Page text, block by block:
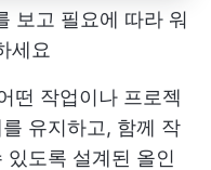
보고 필요에 따라 워
세요
떤 작업이나 프로젝
유지하고, 함께 작
있도록 설계된 올인